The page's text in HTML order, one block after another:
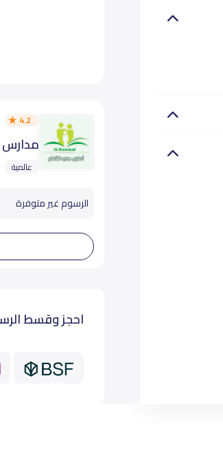
4.2
مدارس
عالمية
الرسوم غير متوفرة
احجز وقسط